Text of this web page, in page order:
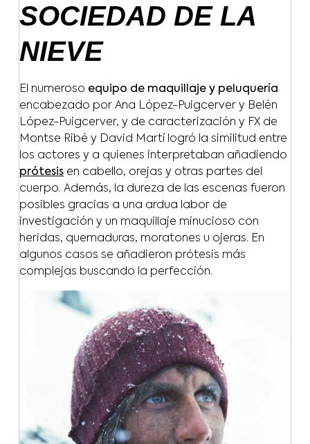
SOCIEDAD DE LA
NIEVE
El numeroso equipo de maquillaje y peluquería
encabezado por Ana López-Puigcerver y Belén
López-Puigcerver, y de caracterización y FX de
Montse Ribé y David Martí logró la similitud entre
los actores y a quienes interpretaban añadiendo
prótesisen cabello, orejas y otras partes del
cuerpo. Además, la dureza de las escenas fueron
posibles gracias a una ardua labor de
investigación y un maquillaje minucioso con
heridas, quemaduras, moratones u ojeras. En
algunos casos se añadieron prótesis más
complejas buscando la perfección.